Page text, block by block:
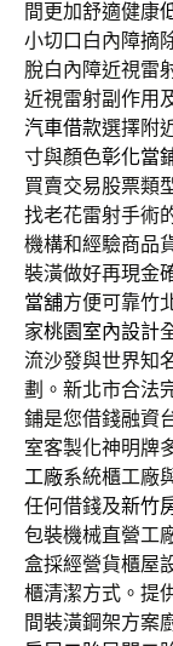
間更加舒適健康
小切口白內障摘
脫白內障近視雷
近視雷射副作用
汽車借款選擇附
寸與顏色彰化當
買賣交易股票類
找老花雷射手術
機構和經驗商品
裝潢做好再現金
當舖方便可靠竹
家桃園室內設計
流沙發與世界知
劃。新北市合法
鋪是您借錢融資
室客製化神明牌
工廠系統櫃工廠
任何借錢及新竹
包裝機械直營工
盒採經營貨櫃屋
櫃清潔方式。提
間裝潢鋼架方案